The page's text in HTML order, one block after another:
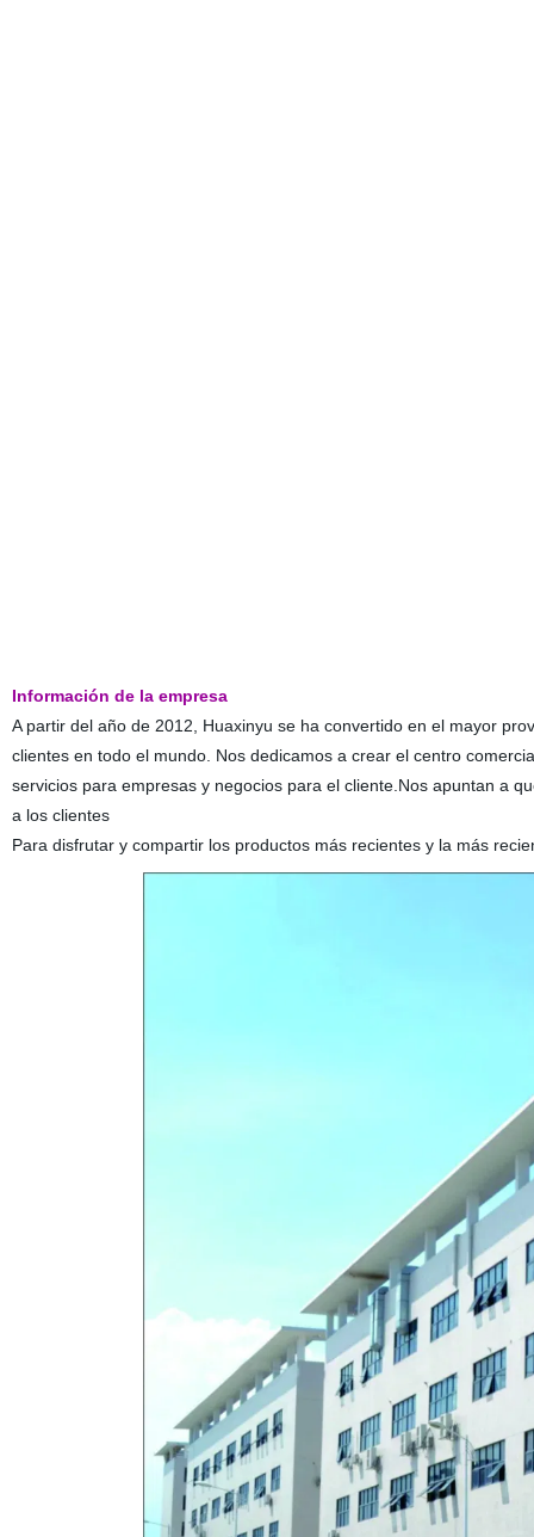
Información de la empresa
A partir del año de 2012, Huaxinyu se ha convertido en el mayor
clientes en todo el mundo. Nos dedicamos a crear el centro
servicios para empresas y negocios para el cliente.Nos apuntan a
a los clientes
Para disfrutar y compartir los productos más recientes y la más